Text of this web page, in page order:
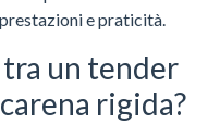
e praticità.
un tender
rigida?